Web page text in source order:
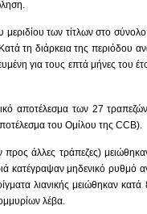
των τίτλων στο
τη διάρκεια της περιόδου
για τους επτά μήνες του
αποτέλεσμα των 27
του Ομίλου της CCB).
προς άλλες τράπεζες)
κατέγραψαν μηδενικό ρυθμό
λιανικής μειώθηκαν
λέβα.